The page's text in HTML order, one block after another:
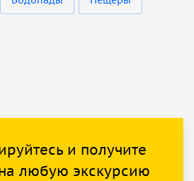
и получите
любую экскурсию